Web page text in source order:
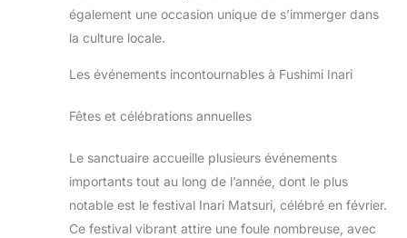
également une occasion unique de s’immerger dans
la culture locale.
Les événements incontournables à Fushimi Inari
Fêtes et célébrations annuelles
Le sanctuaire accueille plusieurs événements
importants tout au long de l’année, dont le plus
notable est le festival Inari Matsuri, célébré en février.
Ce festival vibrant attire une foule nombreuse, avec